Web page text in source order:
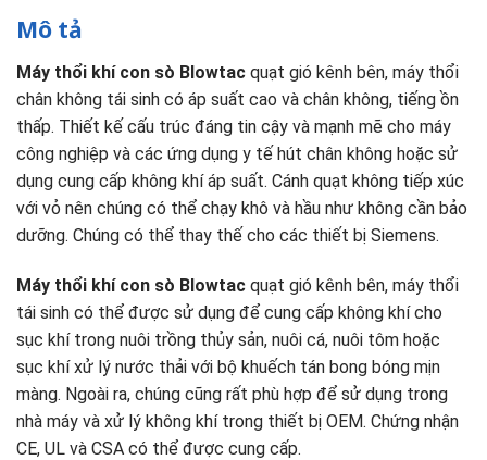
Mô tả
Máy thổi khí con sò Blowtac quạt gió kênh bên, máy thổi
chân không tái sinh có áp suất cao và chân không, tiếng ồn
thấp. Thiết kế cấu trúc đáng tin cậy và mạnh mẽ cho máy
công nghiệp và các ứng dụng y tế hút chân không hoặc sử
dụng cung cấp không khí áp suất. Cánh quạt không tiếp xúc
với vỏ nên chúng có thể chạy khô và hầu như không cần bảo
dưỡng. Chúng có thể thay thế cho các thiết bị Siemens.
Máy thổi khí con sò Blowtac quạt gió kênh bên, máy thổi
tái sinh có thể được sử dụng để cung cấp không khí cho
sục khí trong nuôi trồng thủy sản, nuôi cá, nuôi tôm hoặc
sục khí xử lý nước thải với bộ khuếch tán bong bóng mịn
màng. Ngoài ra, chúng cũng rất phù hợp để sử dụng trong
nhà máy và xử lý không khí trong thiết bị OEM. Chứng nhận
CE, UL và CSA có thể được cung cấp.